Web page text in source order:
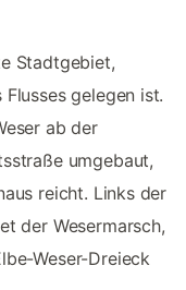
Stadtgebiet,
gelegen ist.
ab der
umgebaut,
reicht. Links der
der Wesermarsch,
Weser-Dreieck